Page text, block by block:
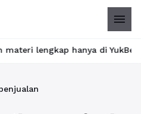
menu
hanya di